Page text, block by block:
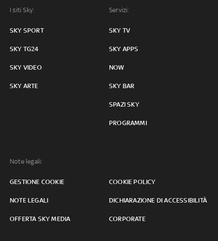
I siti Sky:
SKY SPORT
SKY TG24
SKY VIDEO
SKY ARTE
Servizi:
SKY TV
SKY APPS
NOW
SKY BAR
SPAZI SKY
PROGRAMMI
Note legali:
GESTIONE COOKIE COOKIE POLICY
NOTE LEGALI DICHIARAZIONE DI ACCESSIBILITÀ
OFFERTA SKY MEDIA CORPORATE